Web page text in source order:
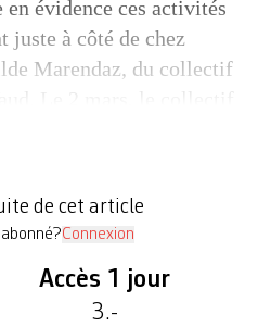
évidence ces activités
juste à côté de chez
Marendaz, du collectif
de cet article
Connexion
Accès 1 jour
3.-